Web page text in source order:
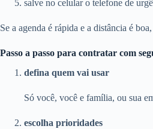
salve no celular o telefone de
Se a agenda é rápida e a distância é
Passo a passo para contratar com
defina quem vai usar
Só você, você e família, ou sua
escolha prioridades